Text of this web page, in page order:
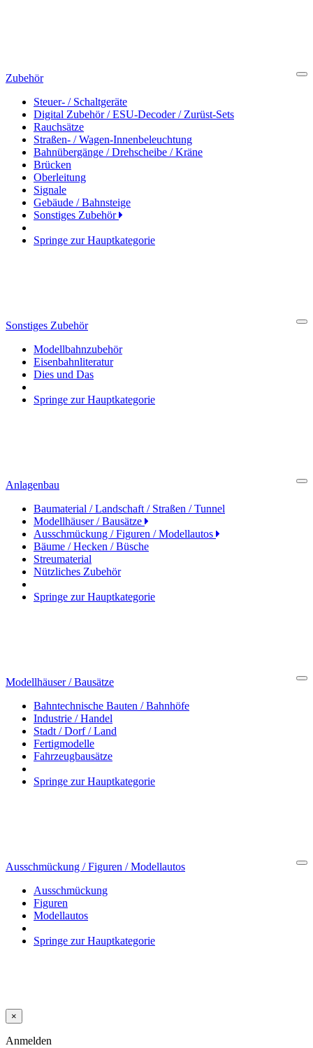
Zubehör
Steuer- / Schaltgeräte
Digital Zubehör / ESU-Decoder / Zurüst-Sets
Rauchsätze
Straßen- / Wagen-Innenbeleuchtung
Bahnübergänge / Drehscheibe / Kräne
Brücken
Oberleitung
Signale
Gebäude / Bahnsteige
Sonstiges Zubehör
Springe zur Hauptkategorie
Sonstiges Zubehör
Modellbahnzubehör
Eisenbahnliteratur
Dies und Das
Springe zur Hauptkategorie
Anlagenbau
Baumaterial / Landschaft / Straßen / Tunnel
Modellhäuser / Bausätze
Ausschmückung / Figuren / Modellautos
Bäume / Hecken / Büsche
Streumaterial
Nützliches Zubehör
Springe zur Hauptkategorie
Modellhäuser / Bausätze
Bahntechnische Bauten / Bahnhöfe
Industrie / Handel
Stadt / Dorf / Land
Fertigmodelle
Fahrzeugbausätze
Springe zur Hauptkategorie
Ausschmückung / Figuren / Modellautos
Ausschmückung
Figuren
Modellautos
Springe zur Hauptkategorie
×
Close
Anmelden